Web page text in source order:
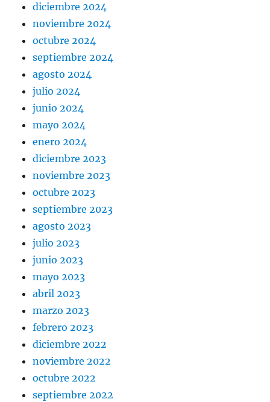
diciembre 2024
noviembre 2024
octubre 2024
septiembre 2024
agosto 2024
julio 2024
junio 2024
mayo 2024
enero 2024
diciembre 2023
noviembre 2023
octubre 2023
septiembre 2023
agosto 2023
julio 2023
junio 2023
mayo 2023
abril 2023
marzo 2023
febrero 2023
diciembre 2022
noviembre 2022
octubre 2022
septiembre 2022